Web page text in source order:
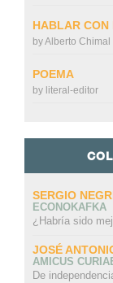
HABLAR CON
byAlberto Chimal
POEMA
by literal-editor
SERGIO
ECONOKAFKA
¿Habría sido
JOSÉ
AMICUS
De